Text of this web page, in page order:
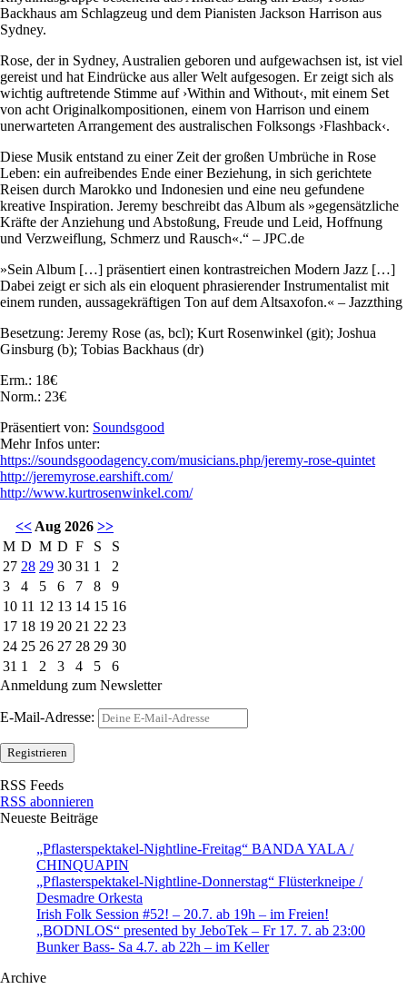
Backhaus am Schlagzeug und dem Pianisten Jackson Harrison aus
Sydney.
Rose, der in Sydney, Australien geboren und aufgewachsen ist, ist viel
gereist und hat Eindrücke aus aller Welt aufgesogen. Er zeigt sich als
wichtig auftretende Stimme auf ›Within and Without‹, mit einem Set
von acht Originalkompositionen, einem von Harrison und einem
unerwarteten Arrangement des australischen Folksongs ›Flashback‹.
Diese Musik entstand zu einer Zeit der großen Umbrüche in Rose
Leben: ein aufreibendes Ende einer Beziehung, in sich gerichtete
Reisen durch Marokko und Indonesien und eine neu gefundene
kreative Inspiration. Jeremy beschreibt das Album als »gegensätzliche
Kräfte der Anziehung und Abstoßung, Freude und Leid, Hoffnung
und Verzweiflung, Schmerz und Rausch«.“ – JPC.de
»Sein Album […] präsentiert einen kontrastreichen Modern Jazz […]
Dabei zeigt er sich als ein eloquent phrasierender Instrumentalist mit
einem runden, aussagekräftigen Ton auf dem Altsaxofon.« – Jazzthing
Besetzung: Jeremy Rose (as, bcl); Kurt Rosenwinkel (git); Joshua
Ginsburg (b); Tobias Backhaus (dr)
Erm.: 18€
Norm.: 23€
Präsentiert von: Soundsgood
Mehr Infos unter:
https://soundsgoodagency.com/musicians.php/jeremy-rose-quintet
http://jeremyrose.earshift.com/
http://www.kurtrosenwinkel.com/
<< Aug 2026 >>
M D M D F S
S
27 28 29 30 31 1
2
3
4 5 6 7 8
9
10 11 12 13 14 15 16
17 18 19 20 21 22 23
24 25 26 27 28 29 30
31 1 2 3 4 5
6
Anmeldung zum Newsletter
E-Mail-Adresse:
RSS Feeds
RSS abonnieren
Neueste Beiträge
„Pflasterspektakel-Nightline-Freitag“ BANDA YALA /
CHINQUAPIN
„Pflasterspektakel-Nightline-Donnerstag“ Flüsterkneipe /
Desmadre Orkesta
Irish Folk Session #52! – 20.7. ab 19h – im Freien!
„BODNLOS“ presented by JeboTek – Fr 17. 7. ab 23:00
Bunker Bass- Sa 4.7. ab 22h – im Keller
Archive